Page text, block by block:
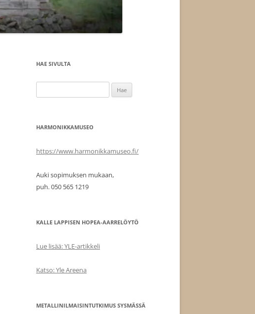
HAE SIVULTA
HARMONIKKAMUSEO
https://www.harmonikkamuseo.fi/
Auki sopimuksen mukaan,
puh. 050 565 1219
KALLE LAPPISEN HOPEA-AARRELÖYTÖ
Lue lisää: YLE-artikkeli
Katso: Yle Areena
METALLINILMAISINTUTKIMUS SYSMÄSSÄ